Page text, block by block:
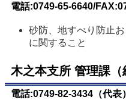
電話:0749-65-6640/
砂防、地すべり防止
に関すること
木之本支所 管理課（
電話:0749-82-3434（代